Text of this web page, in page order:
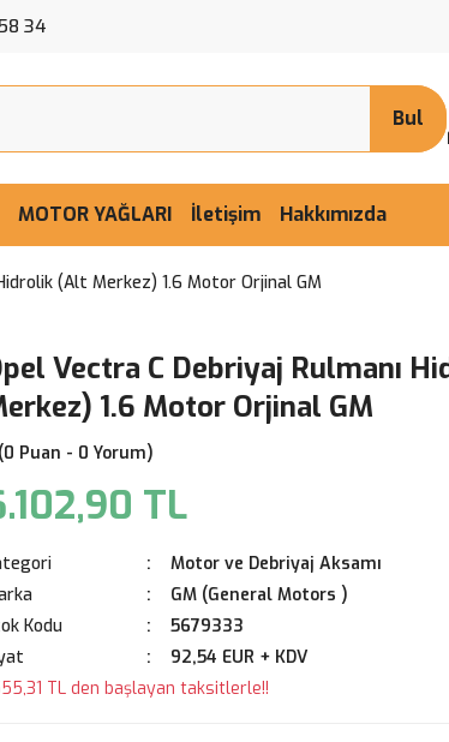
34
Bul
MOTOR YAĞLARI İletişim Hakkımızda
(Alt Merkez) 1.6 Motor Orjinal GM
Vectra C Debriyaj Rulmanı
1.6 Motor Orjinal GM
(0 Puan - 0 Yorum)
TL
Motor ve Debriyaj Aksamı
GM (General Motors )
Kodu
5679333
92,54 EUR + KDV
TL den başlayan taksitlerle!!